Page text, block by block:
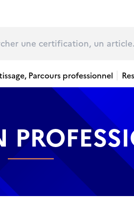
Parcours professionnel